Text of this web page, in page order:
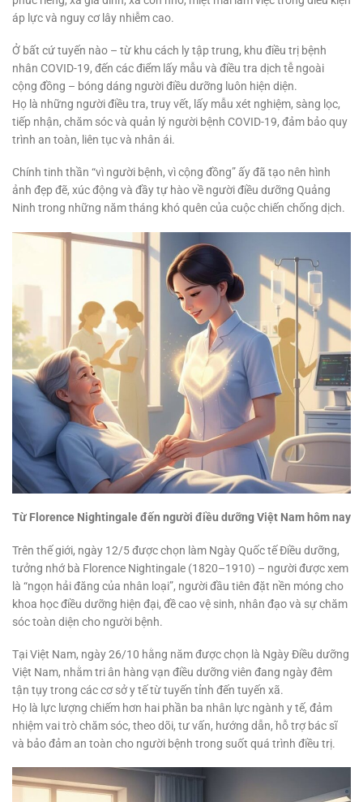
áp lực và nguy cơ lây nhiễm cao.
Ở bất cứ tuyến nào – từ khu cách ly tập trung, khu điều trị bệnh
nhân COVID-19, đến các điểm lấy mẫu và điều tra dịch tễ ngoài
cộng đồng – bóng dáng người điều dưỡng luôn hiện diện.
Họ là những người điều tra, truy vết, lấy mẫu xét nghiệm, sàng lọc,
tiếp nhận, chăm sóc và quản lý người bệnh COVID-19, đảm bảo quy
trình an toàn, liên tục và nhân ái.
Chính tinh thần “vì người bệnh, vì cộng đồng” ấy đã tạo nên hình
ảnh đẹp đẽ, xúc động và đầy tự hào về người điều dưỡng Quảng
Ninh trong những năm tháng khó quên của cuộc chiến chống dịch.
Từ Florence Nightingale đến người điều dưỡng Việt Nam hôm nay
Trên thế giới, ngày 12/5 được chọn làm Ngày Quốc tế Điều dưỡng,
tưởng nhớ bà Florence Nightingale (1820–1910) – người được xem
là “ngọn hải đăng của nhân loại”, người đầu tiên đặt nền móng cho
khoa học điều dưỡng hiện đại, đề cao vệ sinh, nhân đạo và sự chăm
sóc toàn diện cho người bệnh.
Tại Việt Nam, ngày 26/10 hằng năm được chọn là Ngày Điều dưỡng
Việt Nam, nhằm tri ân hàng vạn điều dưỡng viên đang ngày đêm
tận tụy trong các cơ sở y tế từ tuyến tỉnh đến tuyến xã.
Họ là lực lượng chiếm hơn hai phần ba nhân lực ngành y tế, đảm
nhiệm vai trò chăm sóc, theo dõi, tư vấn, hướng dẫn, hỗ trợ bác sĩ
và bảo đảm an toàn cho người bệnh trong suốt quá trình điều trị.